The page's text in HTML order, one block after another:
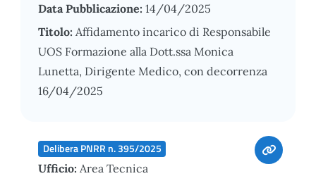
Data Pubblicazione: 14/04/2025
Titolo: Affidamento incarico di Responsabile
UOS Formazione alla Dott.ssa Monica
Lunetta, Dirigente Medico, con decorrenza
16/04/2025
Delibera PNRR n. 395/2025
Ufficio: Area Tecnica